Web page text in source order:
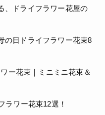
、ドライフラワー花屋の
日ドライフラワー花束8
ー花束｜ミニミニ花束＆
ワー花束12選！